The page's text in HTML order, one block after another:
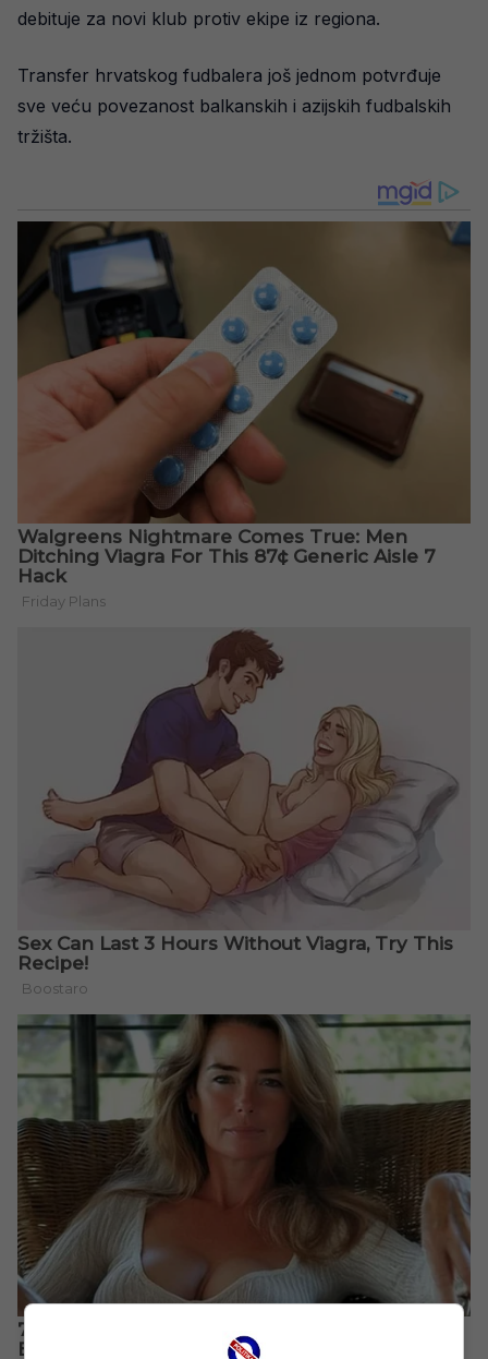
debituje za novi klub protiv ekipe iz regiona.
Transfer hrvatskog fudbalera još jednom potvrđuje
sve veću povezanost balkanskih i azijskih fudbalskih
tržišta.